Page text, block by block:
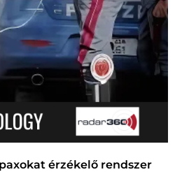
érzékelő rendszer